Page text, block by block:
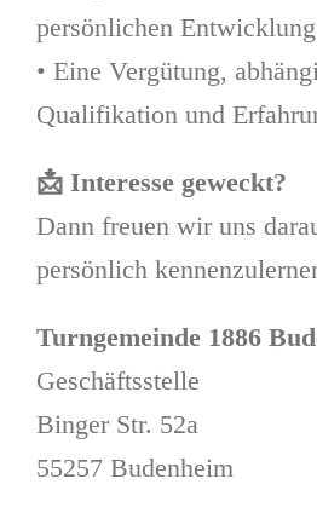
persönlichen Entwicklung
• Eine Vergütung,
Qualifikation und
📩Interesse geweckt?
Dann freuen wir uns
persönlich
Turngemeinde 1886
Geschäftsstelle
Binger Str. 52a
55257 Budenheim